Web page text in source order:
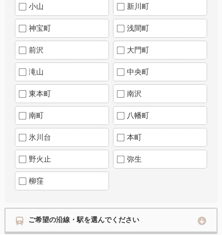
小山 新川町
神宝町 浅間町
前沢 大門町
滝山 中央町
東本町 南沢
南町 八幡町
氷川台 本町
野火止 弥生
柳窪
ご希望の沿線・駅を選んでください